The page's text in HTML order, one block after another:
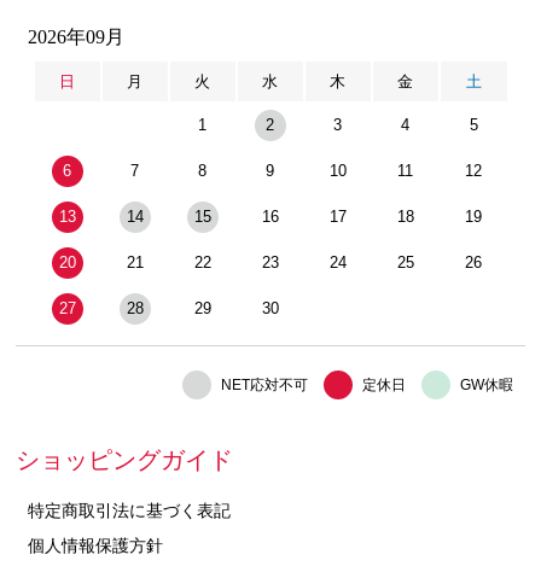
2026年09月
日 月 火 水 木 金 土
1 2 3 4 5
6 7 8 9 10 11 12
13 14 15 16 17 18 19
20 21 22 23 24 25 26
27 28 29 30
NET応対不可 定休日 GW休暇
ショッピングガイド
特定商取引法に基づく表記
個人情報保護方針